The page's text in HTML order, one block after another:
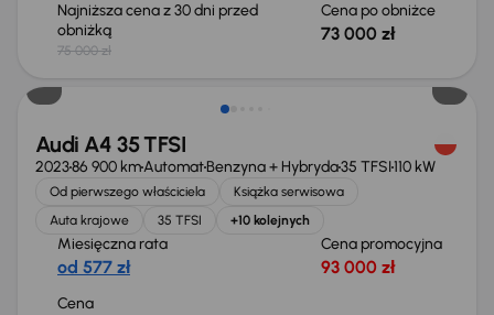
Najniższa cena z 30 dni przed
obniżką
75 000 zł
Cena po obniżce
73 000 zł
Możliwość odliczenia VAT
Audi A4 35 TFSI
202386 900 kmAutomatBenzyna + Hybryda35 TFSI110 kW
Od pierwszego właściciela
Książka serwisowa
Auta krajowe
35 TFSI +10 kolejnych
Miesięczna rata
od 577 zł
Cena promocyjna
93 000 zł
Cena